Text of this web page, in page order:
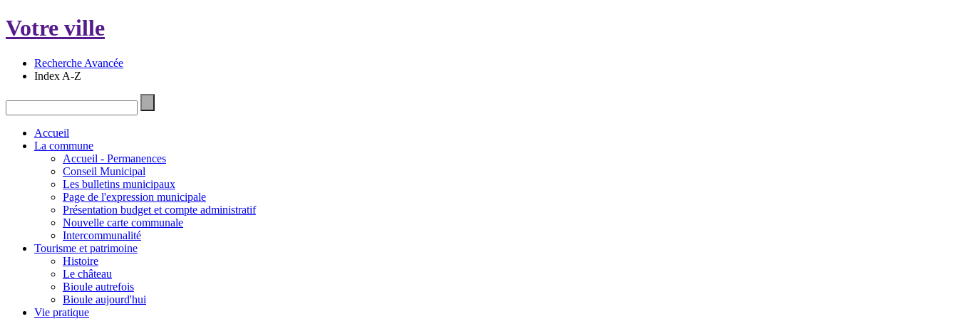
Votre ville
Recherche Avancée
Index A-Z
Accueil
La commune
Accueil - Permanences
Conseil Municipal
Les bulletins municipaux
Page de l'expression municipale
Présentation budget et compte administratif
Nouvelle carte communale
Intercommunalité
Tourisme et patrimoine
Histoire
Le château
Bioule autrefois
Bioule aujourd'hui
Vie pratique